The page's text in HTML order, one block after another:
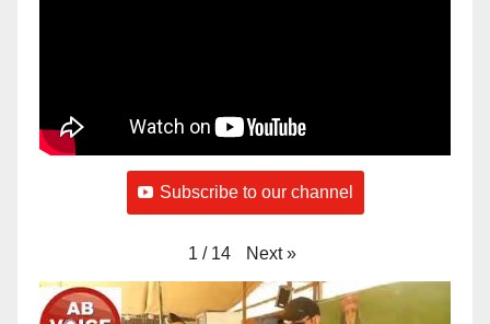
Subscribe to our channel
1 / 14 Next »